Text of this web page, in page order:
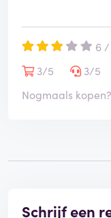
6 /
3/5
3/5
Nogmaals kopen?
Schrijf een